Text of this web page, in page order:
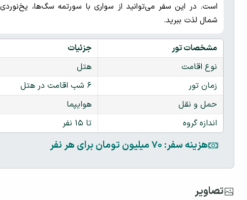
است. در این سفر می‌توانید از سواری با سورتمه سگ‌ها،
شمال لذت ببرید.
مشخصات تور
جزئیات
نوع اقامت
هتل
زمان تور
۶ شب اقامت در هتل
حمل و نقل
هوایپما
اندازه گروه
تا ۱۵ نفر
هزینه سفر: ۷۰ میلیون تومان برای هر نفر
تصاویر